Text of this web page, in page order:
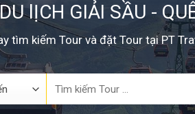
DU lỊCH GIẢI SẦU -
tìm kiếm Tour và đặt Tour tại PT